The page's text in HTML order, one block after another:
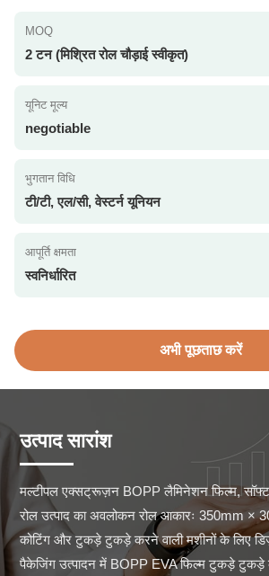
MOQ
2 टन (मिश्रित रोल चौड़ाई स्वीकृत)
यूनिट मूल्य
negotiable
भुगतान विधि
टी/टी, एल/सी, वेस्टर्न यूनियन
आपूर्ति क्षमता
स्वनिर्धारित
अभी पूछताछ करें
उत्पाद सारांश
मल्टीपल एक्सट्रूज़न BOPP लैमिनेशन फिल्म, सॉफ्ट
रोल उत्पाद का अवलोकन रोल आकारः 350mm ×
कोटिंग और टुकड़े टुकड़े करने वाली मशीनों के लिए
पैकेजिंग उत्पादन में BOPP EVA फिल्म टुकड़े